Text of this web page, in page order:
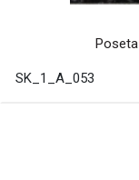
SK_1_A_053